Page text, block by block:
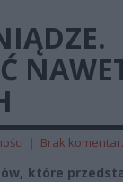
| Brak
które